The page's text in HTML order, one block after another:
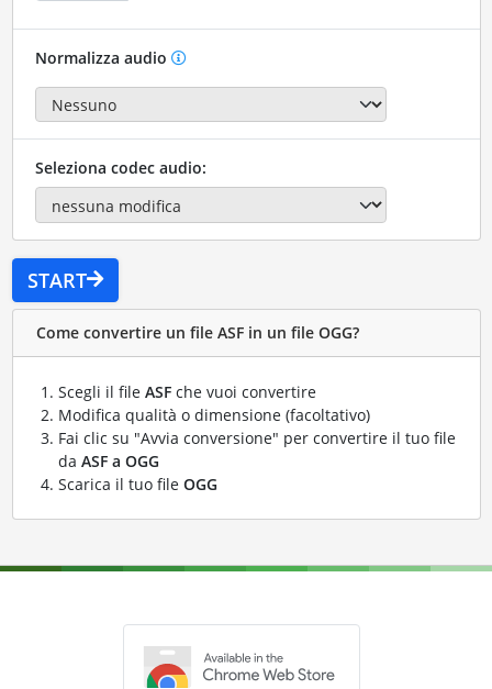
Normalizza audio
Seleziona codec audio:
START
Come convertire un file ASF in un file OGG?
Scegli il file ASFche vuoi convertire
Modifica qualità o dimensione (facoltativo)
Fai clic su "Avvia conversione" per convertire il tuo file
da ASF a OGG
Scarica il tuo file OGG